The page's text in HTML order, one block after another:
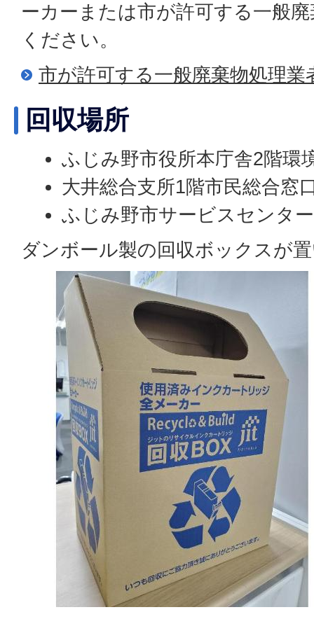
ーカーまたは市が許可する一般
ください。
市が許可する一般廃棄物処理業
回収場所
ふじみ野市役所本庁舎2階環
大井総合支所1階市民総合窓
ふじみ野市サービスセンタ
ダンボール製の回収ボックスが